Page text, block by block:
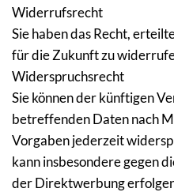
Widerrufsrecht
Sie haben das Recht,
für die Zukunft zu
Widerspruchsrecht
Sie können der künftigen
betreffenden Daten nach
Vorgaben jederzeit
kann insbesondere gegen
der Direktwerbung